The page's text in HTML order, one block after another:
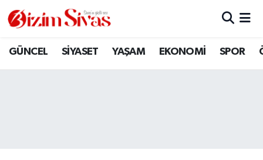
GÜNCEL SİYASET YAŞAM EKONOMİ SPOR
ARAMIZDAN AYRILANLAR
Sivas Nöbetçi Eczaneler